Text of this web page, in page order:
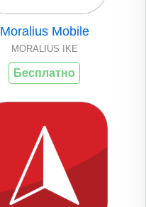
Moralius Mobile
MORALIUS ΙΚΕ
Бесплатно